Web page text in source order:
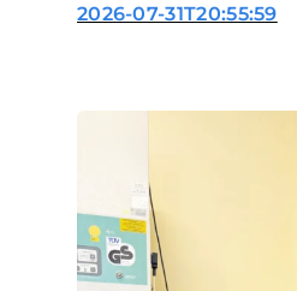
se il fumo di
genetica, ancora
ricerca del dottor
2026-07-31T20:55:59